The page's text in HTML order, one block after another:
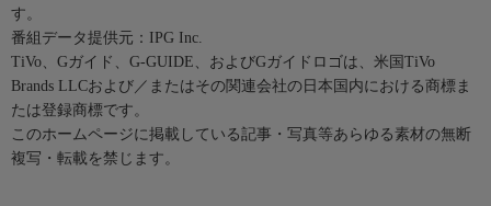
す。
番組データ提供元：IPG Inc.
TiVo、Gガイド、G-GUIDE、およびGガイドロゴは、米国TiVo
Brands LLCおよび／またはその関連会社の日本国内における商標ま
たは登録商標です。
このホームページに掲載している記事・写真等あらゆる素材の無断
複写・転載を禁じます。